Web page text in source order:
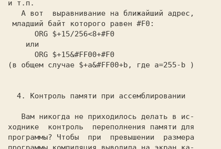
и т.п.
младший байт которого равен #F0:
     ORG $+15/256<8+#F0
   или
     ORG $+15&#FF00+#F0
(в общем случае $+a&#FF00+b, где a=255-b )
4. Контроль памяти при ассемблировании
ходнике  контроль  переполнения памяти для
программы? Чтобы  при  превышении  размера